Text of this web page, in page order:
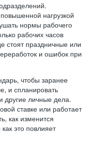
нагрузкой
нормы рабочего
рабочих часов
стоят праздничные или
и ошибок при
чтобы заранее
и спланировать
другие личные дела.
ставке или работает
как изменится
это повлияет